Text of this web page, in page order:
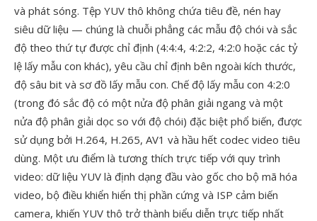
và phát sóng. Tệp YUV thô không chứa tiêu đề, nén hay
siêu dữ liệu — chúng là chuỗi phẳng các mẫu độ chói và sắc
độ theo thứ tự được chỉ định (4:4:4, 4:2:2, 4:2:0 hoặc các tỷ
lệ lấy mẫu con khác), yêu cầu chỉ định bên ngoài kích thước,
độ sâu bit và sơ đồ lấy mẫu con. Chế độ lấy mẫu con 4:2:0
(trong đó sắc độ có một nửa độ phân giải ngang và một
nửa độ phân giải dọc so với độ chói) đặc biệt phổ biến, được
sử dụng bởi H.264, H.265, AV1 và hầu hết codec video tiêu
dùng. Một ưu điểm là tương thích trực tiếp với quy trình
video: dữ liệu YUV là định dạng đầu vào gốc cho bộ mã hóa
video, bộ điều khiển hiển thị phần cứng và ISP cảm biến
camera, khiến YUV thô trở thành biểu diễn trực tiếp nhất